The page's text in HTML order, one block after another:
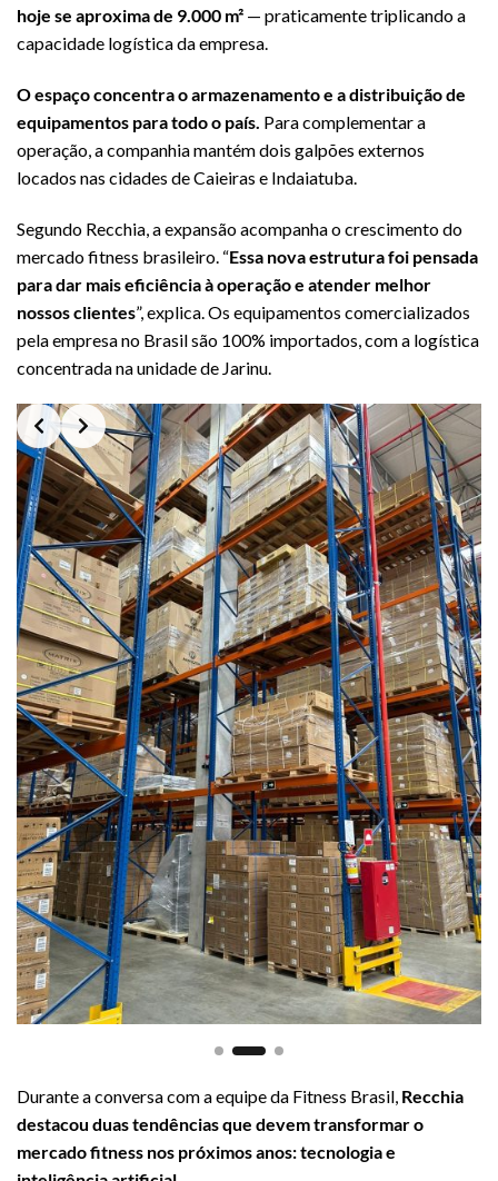
hoje se aproxima de 9.000 m² — praticamente triplicando a
capacidade logística da empresa.
O espaço concentra o armazenamento e a distribuição de
equipamentos para todo o país. Para complementar a
operação, a companhia mantém dois galpões externos
locados nas cidades de Caieiras e Indaiatuba.
Segundo Recchia, a expansão acompanha o crescimento do
mercado fitness brasileiro. “Essa nova estrutura foi pensada
para dar mais eficiência à operação e atender melhor
nossos clientes”, explica. Os equipamentos comercializados
pela empresa no Brasil são 100% importados, com a logística
concentrada na unidade de Jarinu.
Slide 2 of 3
Durante a conversa com a equipe da Fitness Brasil, Recchia
destacou duas tendências que devem transformar o
mercado fitness nos próximos anos: tecnologia e